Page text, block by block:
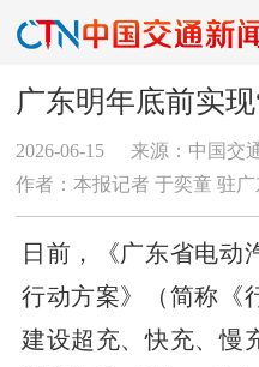
广东明年底前实
2026-06-15 来源：中国交
作者：本报记者 于奕童 驻
日前，《广东省电动
行动方案》（简称《
建设超充、快充、慢